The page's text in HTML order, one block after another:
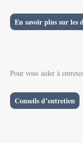
En savoir plus sur les
Pour vous aider à
Conseils d’entretien